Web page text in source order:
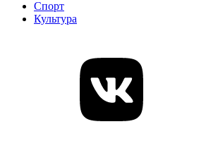
Спорт
Культура